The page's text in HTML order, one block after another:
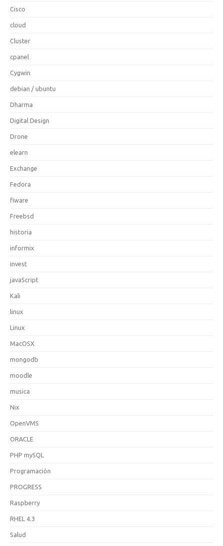
Cisco
cloud
Cluster
cpanel
Cygwin
debian / ubuntu
Dharma
Digital Design
Drone
elearn
Exchange
Fedora
fiware
Freebsd
historia
informix
invest
javaScript
Kali
linux
Linux
MacOSX
mongodb
moodle
musica
Nix
OpenVMS
ORACLE
PHP mySQL
Programación
PROGRESS
Raspberry
RHEL 4.3
Salud